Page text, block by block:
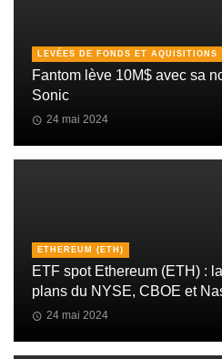
LEVÉES DE FONDS ET AQUISITIONS
Fantom lève 10M$ avec sa
Sonic
24 mai 2024
ETHEREUM (ETH)
ETF spot Ethereum (ETH) :
plans du NYSE, CBOE et
24 mai 2024